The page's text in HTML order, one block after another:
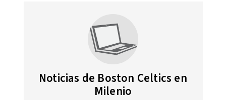
Noticias de Boston Celtics en
Milenio